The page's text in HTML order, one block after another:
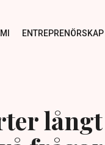
ENTREPRENÖRSKAP